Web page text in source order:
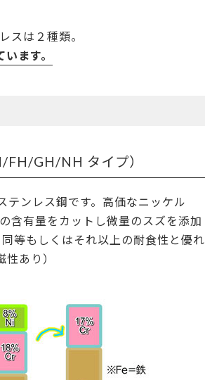
スは２種類。
ます。
GH/NH タイプ）
テンレス鋼です。高価なニッケル
含有量をカットし微量のスズを添加
等もしくはそれ以上の耐食性と優れ
あり）